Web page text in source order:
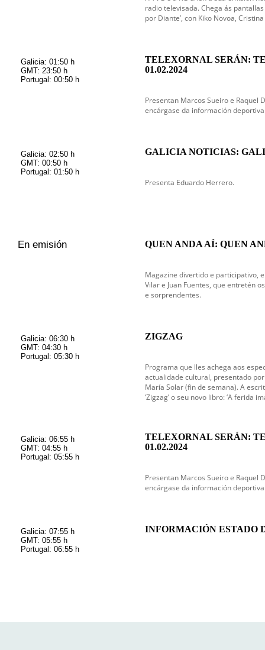
radio televisada. Chega ás
por Diante’, con Kiko Novoa,
Galicia: 01:50 h
GMT: 23:50 h
Portugal: 00:50 h
TELEXORNAL SERÁN:
01.02.2024
Presentan Marcos Sueiro e Raquel
encárgase da información
Galicia: 02:50 h
GMT: 00:50 h
Portugal: 01:50 h
GALICIA NOTICIAS:
Presenta Eduardo Herrero.
En emisión QUEN ANDA AÍ: QUEN
Magazine divertido e participativo,
Vilar e Juan Fuentes, que entretén
e sorprendentes.
Galicia: 06:30 h
GMT: 04:30 h
Portugal: 05:30 h
ZIGZAG
Programa que lles achega aos
actualidade cultural, presentado
María Solar (fin de semana). A
‘Zigzag’ o seu novo libro: ‘A ferida
Galicia: 06:55 h
GMT: 04:55 h
Portugal: 05:55 h
TELEXORNAL SERÁN:
01.02.2024
Presentan Marcos Sueiro e Raquel
encárgase da información
Galicia: 07:55 h
GMT: 05:55 h
Portugal: 06:55 h
INFORMACIÓN ESTADO